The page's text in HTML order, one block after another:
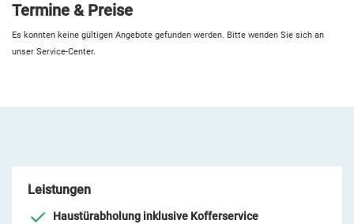
Termine & Preise
Es konnten keine gültigen Angebote gefunden werden. Bitte wenden Sie sich an
unser Service-Center.
Leistungen
Haustürabholung inklusive Kofferservice